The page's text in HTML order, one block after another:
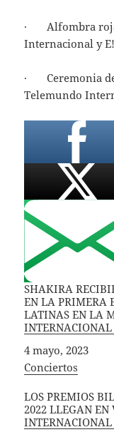
· Alfombra roja
Internacional y
· Ceremonia de
Telemundo
SHAKIRA
EN LA PRIMERA
LATINAS EN LA
INTERNACIONAL
Fecha
4 mayo, 2023
In relation to
Conciertos
LOS ¨PREMIOS
2022 LLEGAN EN
INTERNACIONAL